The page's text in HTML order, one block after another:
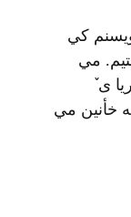
کي
مي
ی
خأنين مي